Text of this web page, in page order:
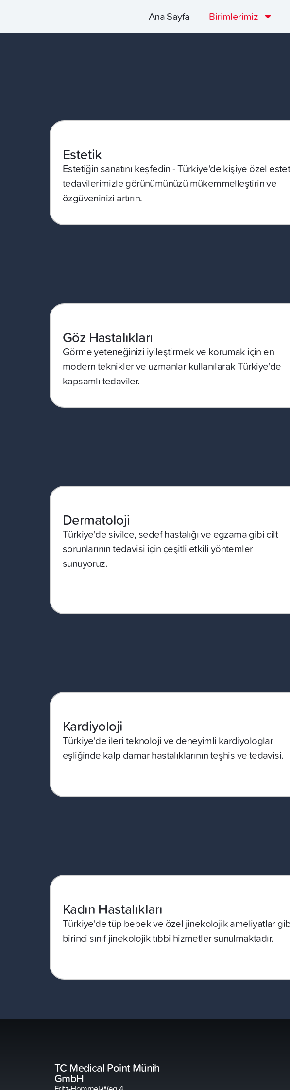
Ana Sayfa Birimlerimiz
Estetik
Estetiğin sanatını keşfedin - Türkiye'de kişiye özel
tedavilerimizle görünümünüzü mükemmelleştirin ve
özgüveninizi artırın.
Göz Hastalıkları
Görme yeteneğinizi iyileştirmek ve korumak için en
modern teknikler ve uzmanlar kullanılarak Türkiye'de
kapsamlı tedaviler.
Dermatoloji
Türkiye'de sivilce, sedef hastalığı ve egzama gibi cilt
sorunlarının tedavisi için çeşitli etkili yöntemler
sunuyoruz.
Kardiyoloji
Türkiye'de ileri teknoloji ve deneyimli kardiyologlar
eşliğinde kalp damar hastalıklarının teşhis ve tedavisi.
Kadın Hastalıkları
Türkiye'de tüp bebek ve özel jinekolojik ameliyatlar
birinci sınıf jinekolojik tıbbi hizmetler sunulmaktadır.
TC Medical Point Münih
GmbH